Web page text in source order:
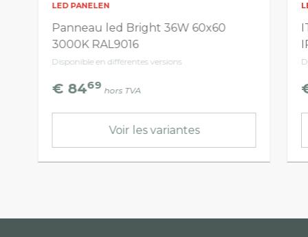
LED PANELEN
Panneau led Bright 36W 60x60
3000K RAL9016
Disponible en différentes versions
€ 8469 hors TVA
Voir les variantes